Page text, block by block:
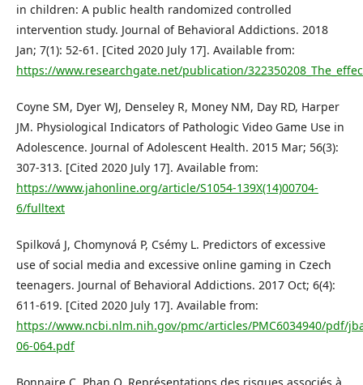
in children: A public health randomized controlled
intervention study. Journal of Behavioral Addictions. 2018
Jan; 7(1): 52-61. [Cited 2020 July 17]. Available from:
https://www.researchgate.net/publication/
Coyne SM, Dyer WJ, Denseley R, Money NM, Day RD, Harper
JM. Physiological Indicators of Pathologic Video Game Use in
Adolescence. Journal of Adolescent Health. 2015 Mar; 56(3):
307-313. [Cited 2020 July 17]. Available from:
https://www.jahonline.org/article/S1054-139X(14)00704-
6/fulltext
Spilková J, Chomynová P, Csémy L. Predictors of excessive
use of social media and excessive online gaming in Czech
teenagers. Journal of Behavioral Addictions. 2017 Oct; 6(4):
611-619. [Cited 2020 July 17]. Available from:
https://www.ncbi.nlm.nih.gov/pmc/articles/PMC6034940/pdf/
06-064.pdf
Bonnaire C, Phan O. Représentations des risques associés à